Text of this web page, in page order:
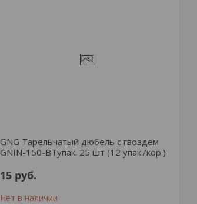
GNG Тарельчатый дюбель с гвоздем
GNIN-150-BTупак. 25 шт (12 упак./кор.)
15 руб.
Нет в наличии